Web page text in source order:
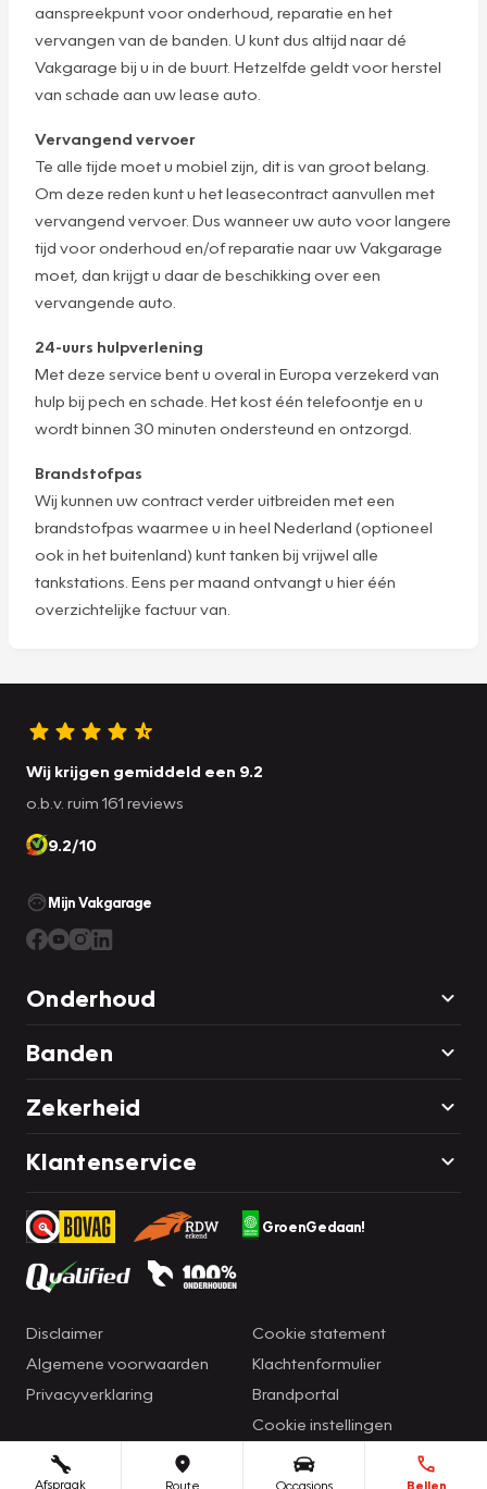
aanspreekpunt voor onderhoud, reparatie en het
vervangen van de banden. U kunt dus altijd naar dé
Vakgarage bij u in de buurt. Hetzelfde geldt voor herstel
van schade aan uw lease auto.
Vervangend vervoer
Te alle tijde moet u mobiel zijn, dit is van groot belang.
Om deze reden kunt u het leasecontract aanvullen met
vervangend vervoer. Dus wanneer uw auto voor langere
tijd voor onderhoud en/of reparatie naar uw Vakgarage
moet, dan krijgt u daar de beschikking over een
vervangende auto.
24-uurs hulpverlening
Met deze service bent u overal in Europa verzekerd van
hulp bij pech en schade. Het kost één telefoontje en u
wordt binnen 30 minuten ondersteund en ontzorgd.
Brandstofpas
Wij kunnen uw contract verder uitbreiden met een
brandstofpas waarmee u in heel Nederland (optioneel
ook in het buitenland) kunt tanken bij vrijwel alle
tankstations. Eens per maand ontvangt u hier één
overzichtelijke factuur van.
Afspraak Route Occasions Bellen
Wij krijgen gemiddeld een 9.2
o.b.v. ruim 161 reviews
9.2/10
Mijn Vakgarage
Onderhoud
Banden
Zekerheid
Klantenservice
GroenGedaan!
Disclaimer
Algemene voorwaarden
Privacyverklaring
Cookie statement
Klachtenformulier
Brandportal
Cookie instellingen